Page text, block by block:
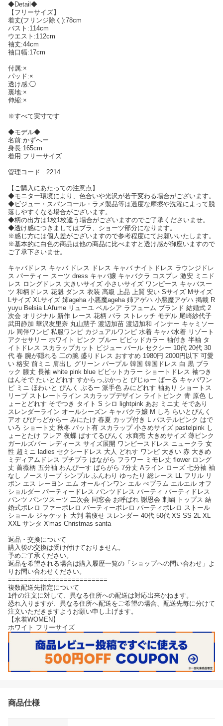
◆Detail◆
【フリーサイズ】
着丈(フリンジ除く):78cm
バスト:114cm
ウエスト:112cm
袖丈:44cm
袖口幅:17cm
付属:×
パッド:×
透け感:◯
裏地:×
伸縮:×
※すべて実寸です
◆モデル◆
名前:かずへー
身長:165cm
着用:フリーサイズ
管理コード : 2214
【ご購入にあたっての注意点】
◆モニター環境により、色合いや光沢が若干変わる場合がございます。
◆ビジュー・スパンコール・ラメ製品等は過度な摩擦や洗濯によって脱
落しやすくなる場合がございます。
◆柄の出方は1枚1枚違う場合がございますのでご了承くださいませ。
◆透け感につきましてはブラ、ショーツ部分になります。
※感じ方には個人差がございますので参考程度にてお願いいたします。
※基本的に白色の商品は他の商品に比べますと透け感が御座いますので
ご了承下さいませ。
キャバドレス キャバ ドレス ドレス キャバ ナイトドレス ラウンジドレ
ス パーティー スーツ dress キャバ嬢 キャバクラ コスプレ 激安 ミニド
レス ロングドレス 大きいサイズ 小さいサイズ ワンピース キャバスー
ツ 和柄ドレス 花魁 ダンス 衣装 高級 上品 上質 安い Sサイズ Mサイズ
Lサイズ XLサイズ 姉ageha 小悪魔ageha 姉アゲハ 小悪魔アゲハ 掲載 R
yuyu Belsia LAfume リューユ ベルシア ラフューム ブランド 結婚式 2
次会 オリジナル 新作 レース 花柄 バラ ストレッチ モデル 尾崎紗代子
武田静加 華沢友里奈 丸山慧子 渡辺加苗 渡辺加和 インナー キャミソー
ル 同伴ワンピ 私服ワンピ カジュアルワンピ 水着 キャバ水着 リゾート
アクセサリー ホワイト ピンク ブルー ビビッドカラー 袖付き 半袖 タ
イトドレス スカラップカット ビジュー パール セクシー 10代 20代 30
代 春 腕が隠れる 二の腕 盛りドレス おすすめ 1980円 2000円以下 可愛
い 格安 前ミニ 肩出し グリーン パープル 韓国 韓国ドレス 白 黒 ブラ
ック 膝丈 長袖 white pink blue ビビットカラー ショートドレス 袖つき
はんそで たいとどれす すからっぷかっと びじゅー ぱーる キャバワン
ピ ミニ ほわいと ぴんく ぶるー 派手色 みにどれす 袖あり ショートス
リーブ ストレートライン スカラップデザイン ライトピンク 青 原色 し
ょーとどれす そでつき タイト S シロ lightpink あお ミニ丈 そであり
スレンダーライン オールシーズン キャバクラ嬢 M しろ らいとぴんく
アオ びびっどからー みにたけ 春夏 カップ付き L パステルピンク はで
いろ ショート丈 秋冬 パット有 スカラップ 小さめサイズ pastelpink し
ょーとたけ フレア 夜蝶 ぱすてるぴんく 水商売 大きめサイズ 薄ピンク
ガールズバー レディース サイズ展開 ワンピースドレス ニュークラ 女
性 超ミニ ladies セクシードレス 大人 どれす ワンピ 大きい 赤 大きめ
ミディアムドレス プチプラ はながら フラワー ミモレ丈 flower ロング
丈 薔薇柄 五分袖 わんぴーす ばらがら 7分丈 Aライン ローズ 七分袖 袖
なし ノースリーブ シンプル ふんわり ゆったり 総レース LL フリル リ
ボン エス レーヨン エム オールインワン エル ぺプラム エルエル オフ
ショルダー パーティードレス パンツドレス パーティ パーティドレス
パンツ パンツスーツ 二次会 同窓会 お呼ばれ 謝恩会 刺繍 トップス 結
婚式ボレロ ファーボレロ パーティーボレロ パーティボレロ ストール
ショール ジャケット 大判 着痩せ スレンダー 40代 50代 XS SS 2L XL
XXL サンタ X'mas Christmas santa
返品・交換について
購入後の交換は受け付けておりません。
予めご了承ください。
返品を希望される場合は購入履歴一覧の「ショップへの問い合わせ」よ
りお問い合わせください。
=========================
複数配送先指定について
1件の注文に対して、異なる住所への配送は対応出来かねます。
恐れ入りますが、異なる住所へ配送をご希望の場合、配送先毎に分けて
注文いただきますようお願い申し上げます。
【水着WOMEN】
ホワイト フリーサイズ
商品仕様